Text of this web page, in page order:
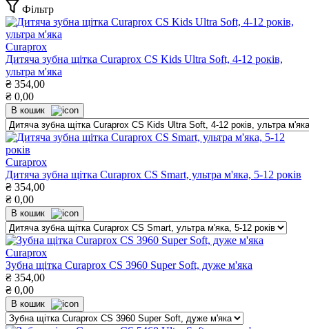
Фільтр
Curaprox
Дитяча зубна щітка Curaprox CS Kids Ultra Soft, 4-12 років,
ультра м'яка
₴ 354,00
₴ 0,00
В кошик
Curaprox
Дитяча зубна щітка Curaprox CS Smart, ультра м'яка, 5-12 років
₴ 354,00
₴ 0,00
В кошик
Curaprox
Зубна щітка Curaprox CS 3960 Super Soft, дуже м'яка
₴ 354,00
₴ 0,00
В кошик